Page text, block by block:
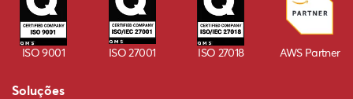
Soluções
ISO 9001 ISO 27001 ISO 27018 AWS Partner